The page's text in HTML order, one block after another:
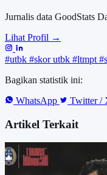
Jurnalis data GoodStats
Lihat Profil →
#utbk #skor utbk #ltmpt
Bagikan statistik ini:
WhatsApp
Twitter /
Artikel Terkait